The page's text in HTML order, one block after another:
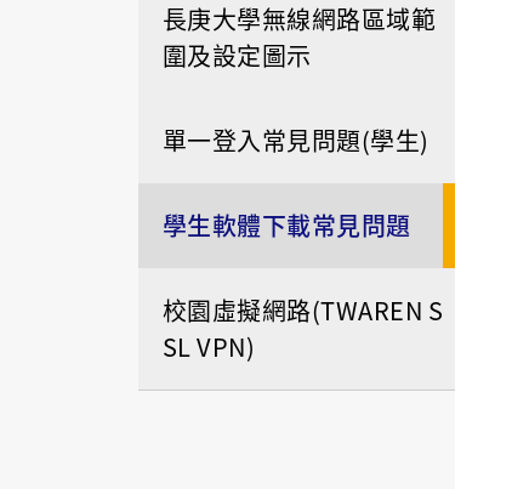
長庚大學無線網路區域範
圍及設定圖示
單一登入常見問題(學生)
學生軟體下載常見問題
校園虛擬網路(TWAREN S
SL VPN)